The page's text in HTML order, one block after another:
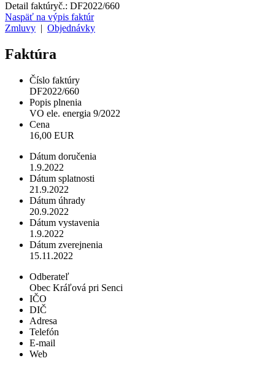
Detail faktúryč.: DF2022/660
Naspäť na výpis faktúr
Zmluvy
Objednávky
Faktúra
Číslo faktúry
DF2022/660
Popis plnenia
VO ele. energia 9/2022
Cena
16,00 EUR
Dátum doručenia
1.9.2022
Dátum splatnosti
21.9.2022
Dátum úhrady
20.9.2022
Dátum vystavenia
1.9.2022
Dátum zverejnenia
15.11.2022
Odberateľ
Obec Kráľová pri Senci
IČO
DIČ
Adresa
Telefón
E-mail
Web